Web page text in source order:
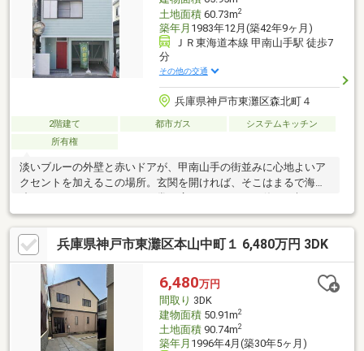
土地面積60.73m2
築年月 1983年12月(築42年9ヶ月)
ＪＲ東海道本線 甲南山手駅 徒歩7
分
その他の交通
兵庫県神戸市東灘区森北町４
2階建て 都市ガス
システムキッチン
所有権
淡いブルーの外壁と赤いドアが、甲南山手の街並みに心地よいア
クセントを加えるこの場所。玄関を開ければ、そこはまるで海外
ブウェイタイルが輝く洗面所で身支度を整え、お気に入りのコー
ヒーを片手にリビングへ。木目の温もりに包まれながら、ビルト
インガレージに停めた愛車を眺める時間は、何物にも代えがたい
贅沢です。共働きでもスマートに家事をこなせる計算された動線
のおかげで、家族と過ごす時間はより豊かに。デザインへの愛着
と、日々の暮らしやすさが完璧に調和したこの家で、自分たちら
しい物語が、今ここから静かに、そして鮮やかに積み重なってい
くことでしょう。
兵庫県神戸市東灘区本山中町１ 6,480万円 3DK
6,480万円
間取り 3DK
建物面積50.91m2
土地面積90.74m2
築年月 1996年4月(築30年5ヶ月)